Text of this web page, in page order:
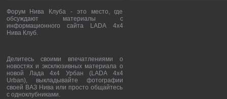
Форум Нива Клуба - это место, где
обсуждают материалы с
информационного сайта LADA 4x4
Нива Клуб.
Делитесь своими впечатлениями о
новостях и эксклюзивных материала о
новой Лада 4х4 Урбан (LADA 4x4
Urban), выкладывайте фотографии
своей ВАЗ Нива или просто общайтесь
с одноклубниками.